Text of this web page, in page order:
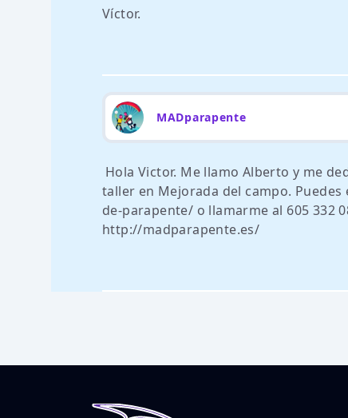
Víctor.
MADparapente
Hola Victor. Me llamo Alberto y me
taller en Mejorada del campo.
de-parapente/ o llamarme al 605 332
http://madparapente.es/